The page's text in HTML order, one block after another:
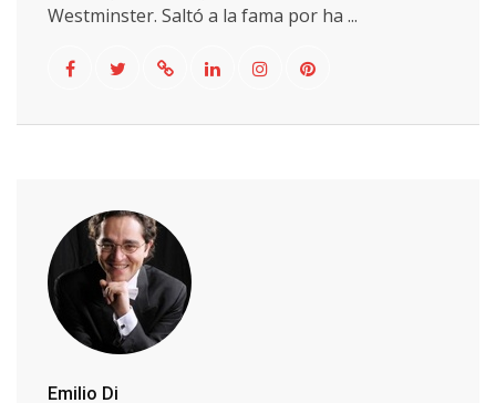
Westminster. Saltó a la fama por ha ...
Emilio Di